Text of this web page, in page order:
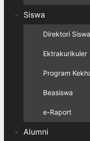
Siswa
Direktori Siswa
Ektrakurikuler
Program
Beasiswa
e-Raport
Alumni